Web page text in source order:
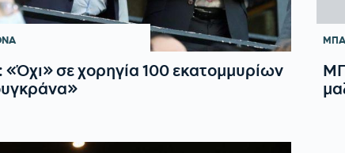
σε χορηγία 100 εκατομμυρίων